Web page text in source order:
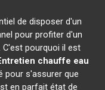
de disposer d'un
pour profiter d'un
pourquoi il est
chauffe eau
pour s'assurer que
en parfait état de